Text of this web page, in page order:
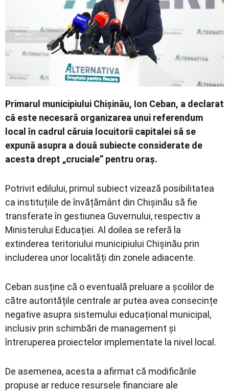
Primarul municipiului Chișinău, Ion Ceban, a declarat
că este necesară organizarea unui referendum
local în cadrul căruia locuitorii capitalei să se
expună asupra a două subiecte considerate de
acesta drept „cruciale” pentru oraș.
Potrivit edilului, primul subiect vizează posibilitatea
ca instituțiile de învățământ din Chișinău să fie
transferate în gestiunea Guvernului, respectiv a
Ministerului Educației. Al doilea se referă la
extinderea teritoriului municipiului Chișinău prin
includerea unor localități din zonele adiacente.
Ceban susține că o eventuală preluare a școlilor de
către autoritățile centrale ar putea avea consecințe
negative asupra sistemului educațional municipal,
inclusiv prin schimbări de management și
întreruperea proiectelor implementate la nivel local.
De asemenea, acesta a afirmat că modificările
propuse ar reduce resursele financiare ale